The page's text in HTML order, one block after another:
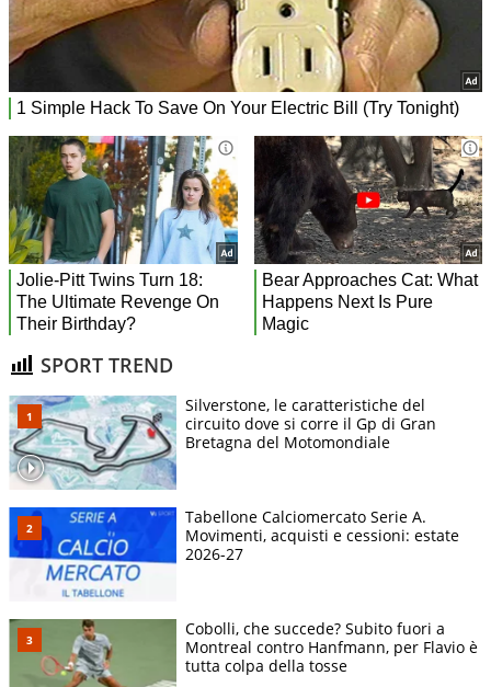
SPORT TREND
Silverstone, le caratteristiche del
circuito dove si corre il Gp di Gran
Bretagna del Motomondiale
Tabellone Calciomercato Serie A.
Movimenti, acquisti e cessioni: estate
2026-27
Cobolli, che succede? Subito fuori a
Montreal contro Hanfmann, per Flavio è
tutta colpa della tosse